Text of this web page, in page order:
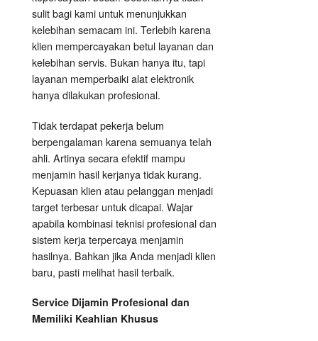
sulit bagi kami untuk menunjukkan
kelebihan semacam ini. Terlebih karena
klien mempercayakan betul layanan dan
kelebihan servis. Bukan hanya itu, tapi
layanan memperbaiki alat elektronik
hanya dilakukan profesional.
Tidak terdapat pekerja belum
berpengalaman karena semuanya telah
ahli. Artinya secara efektif mampu
menjamin hasil kerjanya tidak kurang.
Kepuasan klien atau pelanggan menjadi
target terbesar untuk dicapai. Wajar
apabila kombinasi teknisi profesional dan
sistem kerja terpercaya menjamin
hasilnya. Bahkan jika Anda menjadi klien
baru, pasti melihat hasil terbaik.
Service Dijamin Profesional dan
Memiliki Keahlian Khusus